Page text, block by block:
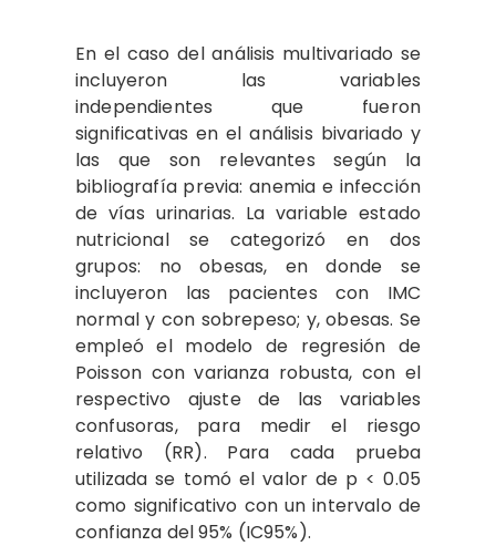
En el caso del análisis multivariado se
incluyeron las variables
independientes que fueron
significativas en el análisis bivariado y
las que son relevantes según la
bibliografía previa: anemia e infección
de vías urinarias. La variable estado
nutricional se categorizó en dos
grupos: no obesas, en donde se
incluyeron las pacientes con IMC
normal y con sobrepeso; y, obesas. Se
empleó el modelo de regresión de
Poisson con varianza robusta, con el
respectivo ajuste de las variables
confusoras, para medir el riesgo
relativo (RR). Para cada prueba
utilizada se tomó el valor de p < 0.05
como significativo con un intervalo de
confianza del 95% (IC95%).